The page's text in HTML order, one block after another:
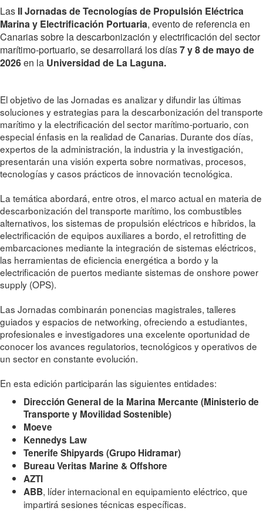
Las II Jornadas de Tecnologías de Propulsión Eléctrica
Marina y Electrificación Portuaria, evento de referencia en
Canarias sobre la descarbonización y electrificación del sector
marítimo-portuario, se desarrollará los días7 y 8 de mayo de
2026en la Universidad de La Laguna.
El objetivo de las Jornadas es analizar y difundir las últimas
soluciones y estrategias para la descarbonización del transporte
marítimo y la electrificación del sector marítimo-portuario, con
especial énfasis en la realidad de Canarias. Durante dos días,
expertos de la administración, la industria y la investigación,
presentarán una visión experta sobre normativas, procesos,
tecnologías y casos prácticos de innovación tecnológica.
La temática abordará, entre otros, el marco actual en materia de
descarbonización del transporte marítimo, los combustibles
alternativos, los sistemas de propulsión eléctricos e híbridos, la
electrificación de equipos auxiliares a bordo, el retrofitting de
embarcaciones mediante la integración de sistemas eléctricos,
las herramientas de eficiencia energética a bordo y la
electrificación de puertos mediante sistemas de onshore power
supply (OPS).
Las Jornadas combinarán ponencias magistrales, talleres
guiados y espacios de networking, ofreciendo a estudiantes,
profesionales e investigadores una excelente oportunidad de
conocer los avances regulatorios, tecnológicos y operativos de
un sector en constante evolución.
En esta edición participarán las siguientes entidades:
Dirección General de la Marina Mercante (Ministerio de
Transporte y Movilidad Sostenible)
Moeve
Kennedys Law
Tenerife Shipyards (Grupo Hidramar)
Bureau Veritas Marine & Offshore
AZTI
ABB, líder internacional en equipamiento eléctrico, que
impartirá sesiones técnicas específicas.